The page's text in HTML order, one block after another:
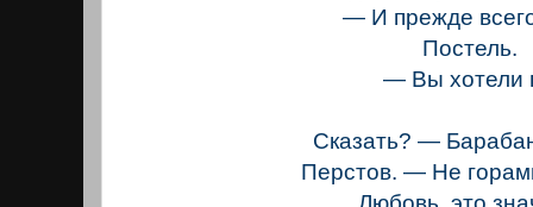
— И прежде
Постель.
— Вы хотели
Сказать? —
Перстов. — Не